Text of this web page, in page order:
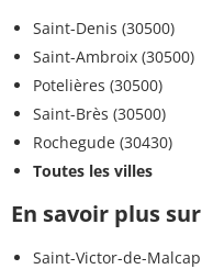
Saint-Denis (30500)
Saint-Ambroix (30500)
Potelières (30500)
Saint-Brès (30500)
Rochegude (30430)
Toutes les villes
En savoir plus
Saint-Victor-de-Malcap